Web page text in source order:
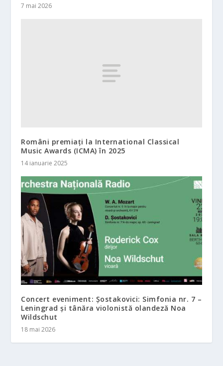
7 mai 2026
Români premiați la International Classical
Music Awards (ICMA) în 2025
14 ianuarie 2025
Concert eveniment: Șostakovici: Simfonia nr. 7 –
Leningrad și tânăra violonistă olandeză Noa
Wildschut
18 mai 2026